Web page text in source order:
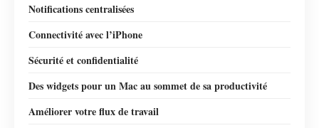
Notifications centralisées
Connectivité avec l’iPhone
Sécurité et confidentialité
Des widgets pour un Mac au sommet de sa productivité
Améliorer votre flux de travail